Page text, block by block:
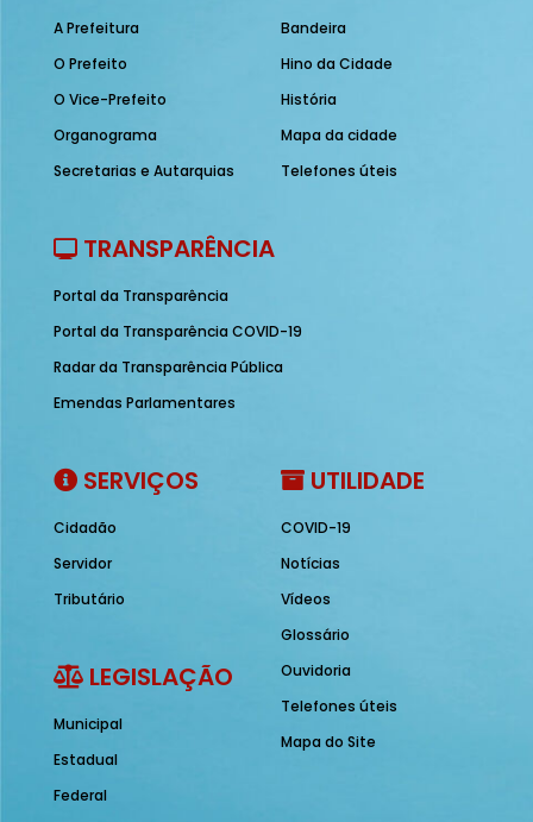
A Prefeitura
O Prefeito
O Vice-Prefeito
Organograma
Secretarias e Autarquias
Bandeira
Hino da Cidade
História
Mapa da cidade
Telefones úteis
TRANSPARÊNCIA
Portal da Transparência
Portal da Transparência COVID-19
Radar da Transparência Pública
Emendas Parlamentares
SERVIÇOS
Cidadão
Servidor
Tributário
LEGISLAÇÃO
Municipal
Estadual
Federal
UTILIDADE
COVID-19
Notícias
Vídeos
Glossário
Ouvidoria
Telefones úteis
Mapa do Site